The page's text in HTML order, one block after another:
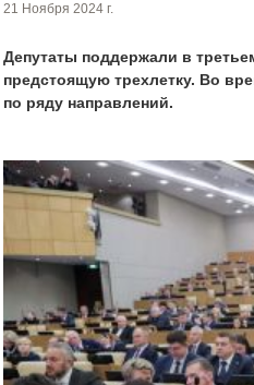
21 Ноября 2024 г.
Депутаты поддержали в
предстоящую трехлетку. Во
по ряду направлений.